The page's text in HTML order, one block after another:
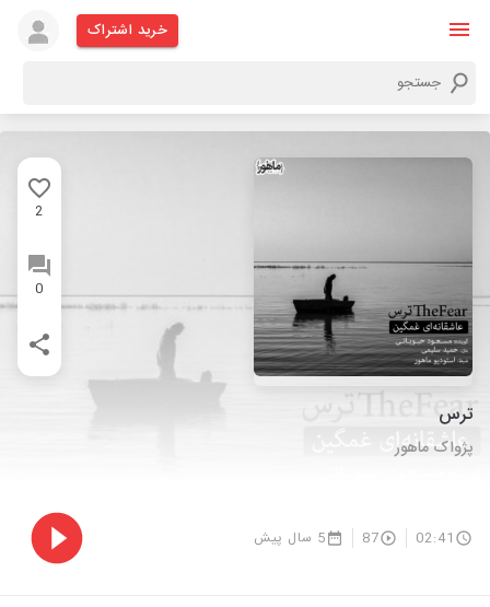
خرید اشتراک
2
0
ترس
پژواک ماهور
02:41
87 5 سال پیش